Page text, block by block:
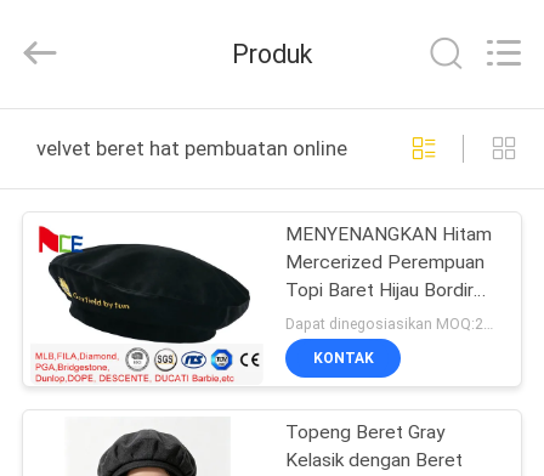
PRODUK
TENTANG
KAMI
TUR
PABRIK
Reserved.
Produk
velvet beret hat pembuatan online
MENYENANGKAN Hitam
Mercerized Perempuan
Topi Baret Hijau Bordir
Beludru Topi Baret
Bernapas
Dapat dinegosiasikan MOQ:20 / gaya
KONTAK
Topeng Beret Gray
Kelasik dengan Beret